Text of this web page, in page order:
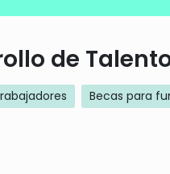
de
Becas para